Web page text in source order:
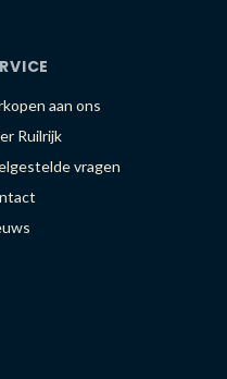
aan ons
Ruilrijk
vragen